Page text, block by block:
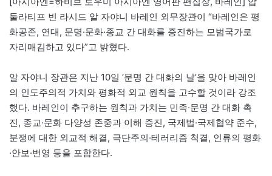
둘라티프 빈 라시드 알 자야니 바레인 외무장관이 “바레인은 평
화공존, 연대, 문명·문화·종교 간 대화를 증진하는 모범국가로
자리매김하고 있다”고 밝혔다.
알 자야니 장관은 지난 10일 ‘문명 간 대화의 날’을 맞아 바레인
의 인도주의적 가치와 평화적 외교 원칙을 고수할 것이라 강조
했다. 바레인이 추구하는 원칙과 가치는 민족·문명 간 대화 촉
진, 종교·문화 다양성 존중과 이해 증진, 국제법·국제협약 준수,
분쟁에 대한 외교적 해결, 극단주의·테러리즘 척결, 인류의 평화
·안보·번영 등을 포함한다.